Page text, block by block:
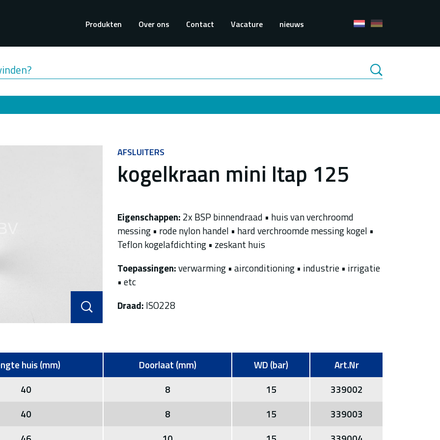
Hoofdnavigatie
Produkten Over ons Contact Vacature nieuws
AFSLUITERS
kogelkraan mini Itap 125
Eigenschappen: 2x BSP binnendraad • huis van verchroomd
messing • rode nylon handel • hard verchroomde messing kogel •
Teflon kogelafdichting • zeskant huis
Toepassingen:verwarming • airconditioning • industrie • irrigatie
• etc
Draad: ISO228
huis (mm) Doorlaat (mm) WD (bar)
Art.Nr
40 8 15
339002
40 8 15
339003